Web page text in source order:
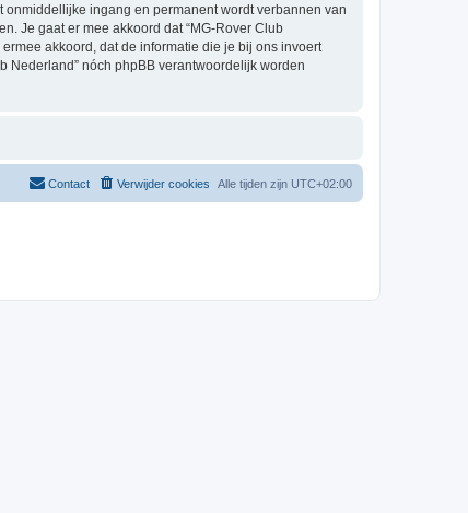
ingang en permanent wordt verbannen van
Je gaat er mee akkoord dat “MG-Rover Club
akkoord, dat de informatie die je bij ons invoert
Nederland” nóch phpBB verantwoordelijk worden
Alle tijden zijn UTC+02:00
Verwijder cookies
Contact